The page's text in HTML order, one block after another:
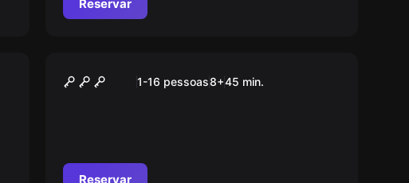
Reservar
Pixel 1-16 pessoas8+45 min.
Reservar